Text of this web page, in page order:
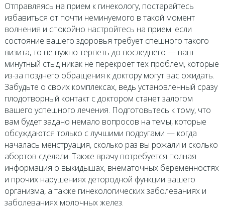
Отправляясь на прием к гинекологу, постарайтесь
избавиться от почти неминуемого в такой момент
волнения и спокойно настройтесь на прием. если
состояние вашего здоровья требует спешного такого
визита, то не нужно терпеть до последнего — ваш
минутный стыд никак не перекроет тех проблем, которые
из-за позднего обращения к доктору могут вас ожидать.
Забудьте о своих комплексах, ведь установленный сразу
плодотворный контакт с доктором станет залогом
вашего успешного лечения. Подготовьтесь к тому, что
вам будет задано немало вопросов на темы, которые
обсуждаются только с лучшими подругами — когда
началась менструация, сколько раз вы рожали и сколько
абортов сделали. Также врачу потребуется полная
информация о выкидышах, внематочных беременностях
и прочих нарушениях детородной функции вашего
организма, а также гинекологических заболеваниях и
заболеваниях молочных желез.